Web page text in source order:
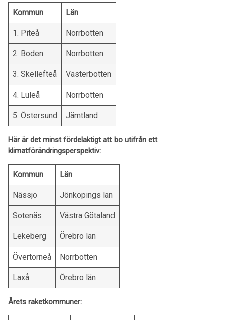
Kommun Län
1. Piteå Norrbotten
2. Boden Norrbotten
3. Skellefteå Västerbotten
4. Luleå Norrbotten
5. Östersund Jämtland
Här är det minst fördelaktigt att bo utifrån ett
klimatförändringsperspektiv:
Kommun Län
Nässjö Jönköpings län
Sotenäs Västra Götaland
Lekeberg Örebro län
Övertorneå Norrbotten
Laxå Örebro län
Årets raketkommuner: